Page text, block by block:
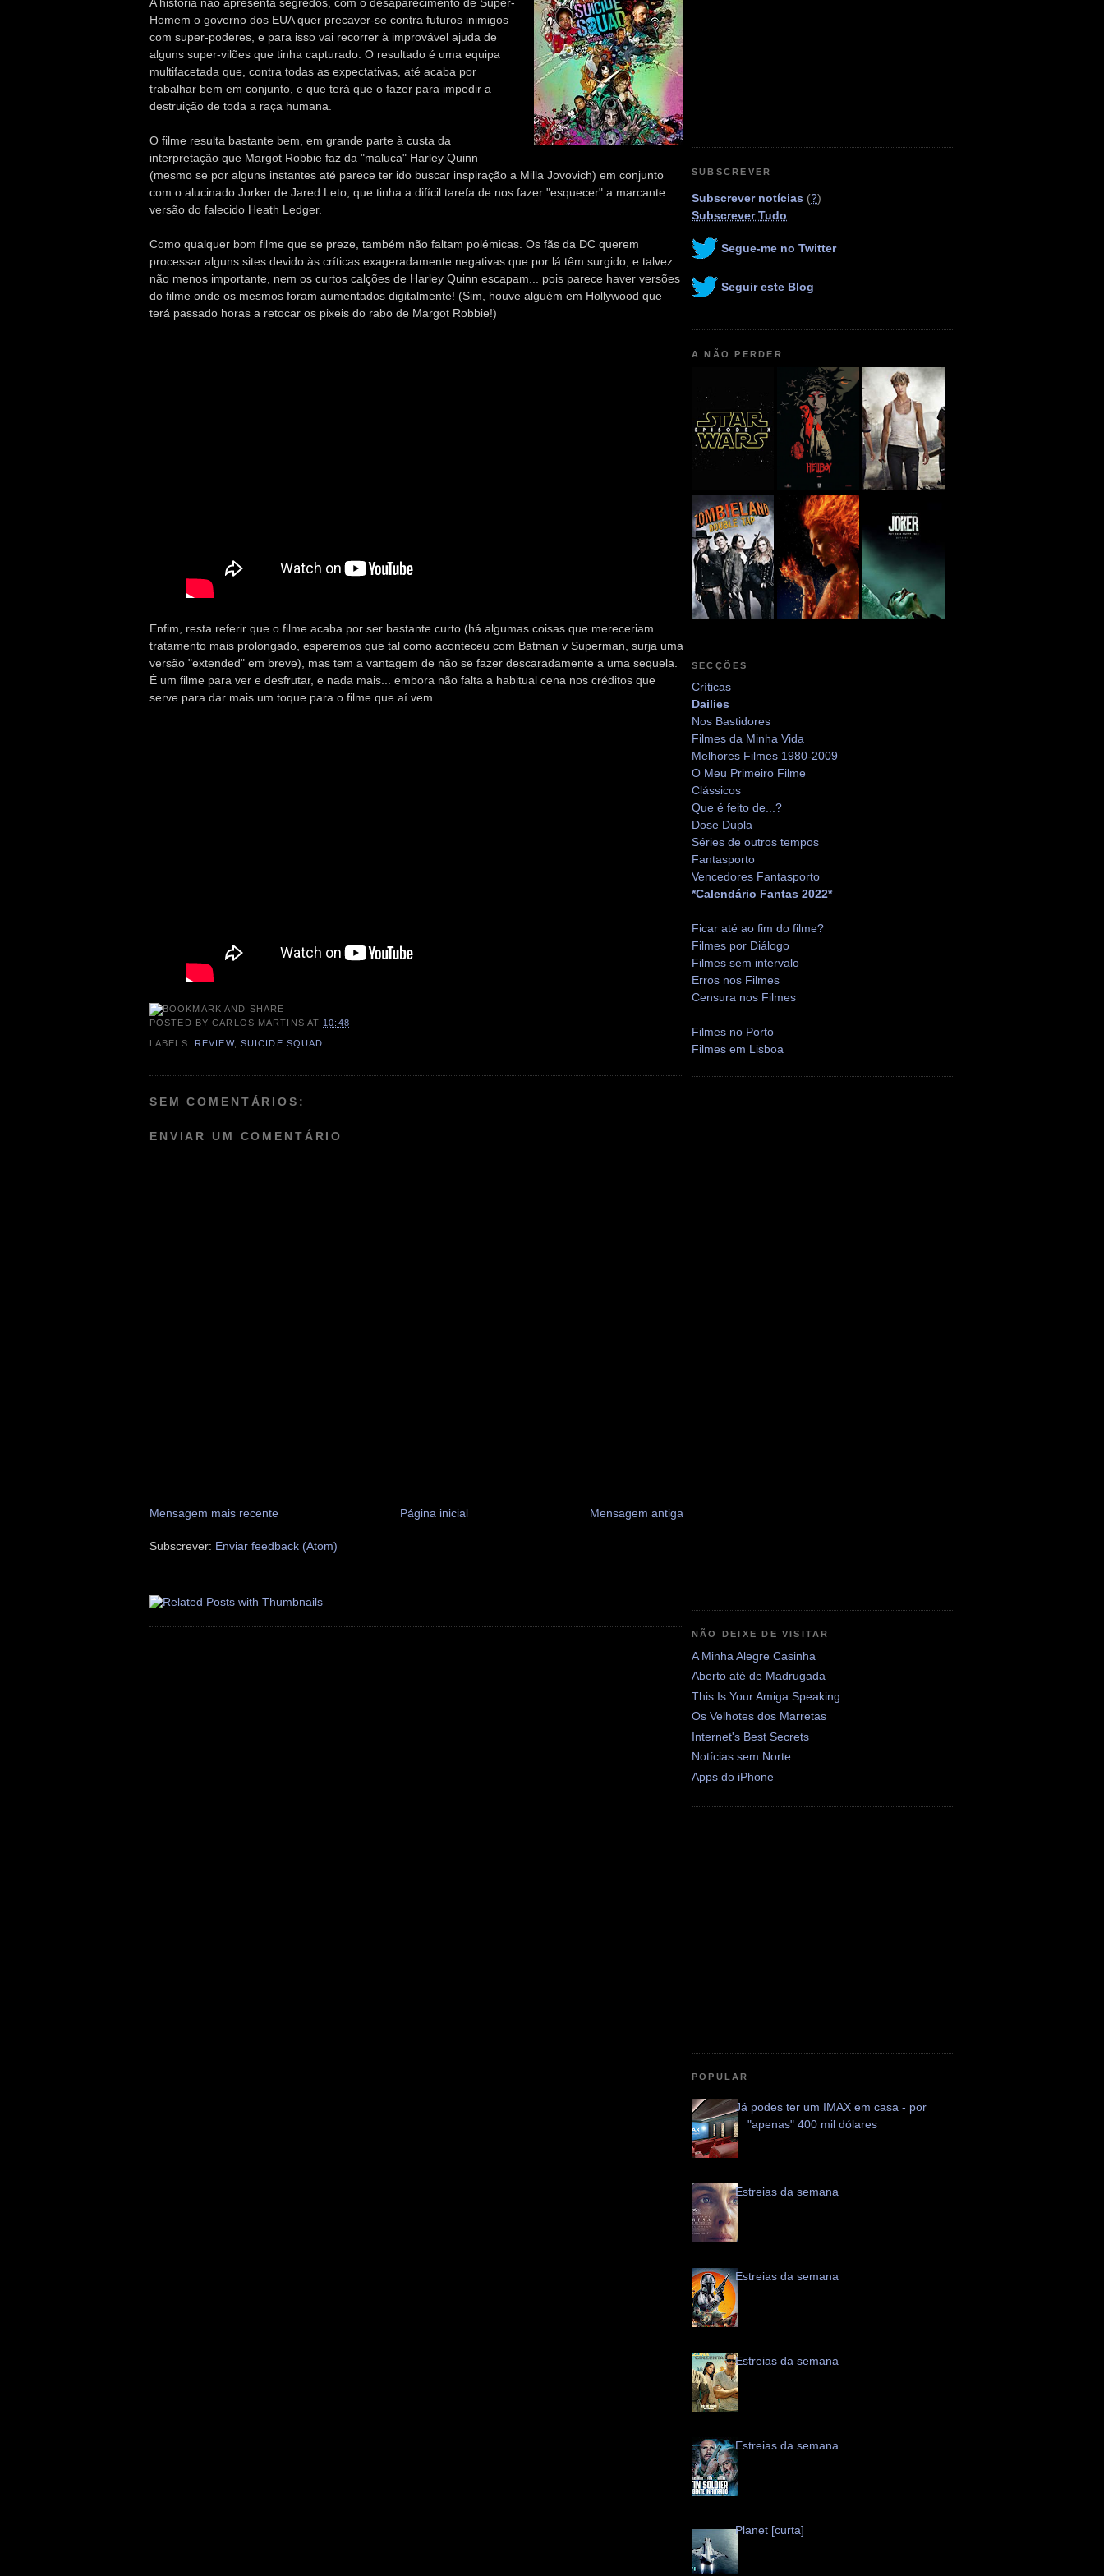
Homem o governo dos EUA quer precaver-se contra futuros inimigos
com super-poderes, e para isso vai recorrer à improvável ajuda de
alguns super-vilões que tinha capturado. O resultado é uma equipa
multifacetada que, contra todas as expectativas, até acaba por
trabalhar bem em conjunto, e que terá que o fazer para impedir a
destruição de toda a raça humana.
O filme resulta bastante bem, em grande parte à custa da
interpretação que Margot Robbie faz da "maluca" Harley Quinn
(mesmo se por alguns instantes até parece ter ido buscar inspiração a Milla Jovovich) em conjunto
com o alucinado Jorker de Jared Leto, que tinha a difícil tarefa de nos fazer "esquecer" a marcante
versão do falecido Heath Ledger.
Como qualquer bom filme que se preze, também não faltam polémicas. Os fãs da DC querem
processar alguns sites devido às críticas exageradamente negativas que por lá têm surgido; e talvez
não menos importante, nem os curtos calções de Harley Quinn escapam... pois parece haver versões
do filme onde os mesmos foram aumentados digitalmente! (Sim, houve alguém em Hollywood que
terá passado horas a retocar os pixeis do rabo de Margot Robbie!)
Enfim, resta referir que o filme acaba por ser bastante curto (há algumas coisas que mereceriam
tratamento mais prolongado, esperemos que tal como aconteceu com Batman v Superman, surja uma
versão "extended" em breve), mas tem a vantagem de não se fazer descaradamente a uma sequela.
É um filme para ver e desfrutar, e nada mais... embora não falta a habitual cena nos créditos que
serve para dar mais um toque para o filme que aí vem.
POSTED BYCARLOS MARTINS AT 10:48
LABELS: REVIEW, SUICIDE SQUAD
SEM COMENTÁRIOS:
ENVIAR UM COMENTÁRIO
Mensagem mais recente Mensagem antiga
Página inicial
Subscrever: Enviar feedback (Atom)
SUBSCREVER
Subscrever notícias (?)
Subscrever Tudo
Segue-me no Twitter
Seguir este Blog
A NÃO PERDER
SECÇÕES
Críticas
Dailies
Nos Bastidores
Filmes da Minha Vida
Melhores Filmes 1980-2009
O Meu Primeiro Filme
Clássicos
Que é feito de...?
Dose Dupla
Séries de outros tempos
Fantasporto
Vencedores Fantasporto
*Calendário Fantas 2022*
Ficar até ao fim do filme?
Filmes por Diálogo
Filmes sem intervalo
Erros nos Filmes
Censura nos Filmes
Filmes no Porto
Filmes em Lisboa
NÃO DEIXE DE VISITAR
A Minha Alegre Casinha
Aberto até de Madrugada
This Is Your Amiga Speaking
Os Velhotes dos Marretas
Internet's Best Secrets
Notícias sem Norte
Apps do iPhone
POPULAR
Já podes ter um IMAX em casa - por
"apenas" 400 mil dólares
Estreias da semana
Estreias da semana
Estreias da semana
Estreias da semana
Planet [curta]